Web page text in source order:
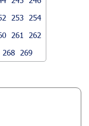
253
254
261
262
268 269